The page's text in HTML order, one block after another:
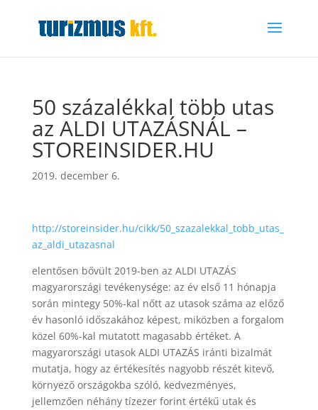
50 százalékkal több utas
az ALDI UTAZÁSNÁL –
STOREINSIDER.HU
2019. december 6.
http://storeinsider.hu/cikk/50_szazalekkal_tobb_utas_
az_aldi_utazasnal
elentősen bővült 2019-ben az ALDI UTAZÁS
magyarországi tevékenysége: az év első 11 hónapja
során mintegy 50%-kal nőtt az utasok száma az előző
év hasonló időszakához képest, miközben a forgalom
közel 60%-kal mutatott magasabb értéket. A
magyarországi utasok ALDI UTAZÁS iránti bizalmát
mutatja, hogy az értékesítés nagyobb részét kitevő,
környező országokba szóló, kedvezményes,
jellemzően néhány tízezer forint értékű utak és